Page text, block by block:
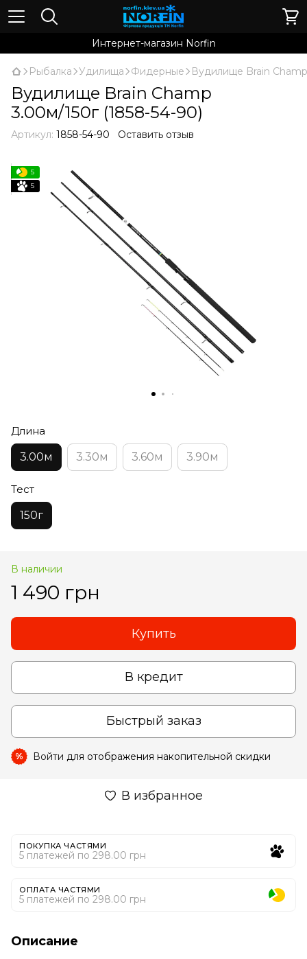
Интернет-магазин Norfin
Рыбалка Удилища Фидерные Вудилище Brain
Вудилище Brain Champ
3.00м/150г (1858-54-90)
Артикул: 1858-54-90 Оставить отзыв
5
5
Длина
3.00м
3.30м 3.60м 3.90м
Тест
150г
В наличии
1 490 грн
Купить
В кредит
Быстрый заказ
% Войти для отображения накопительной скидки
В избранное
ПОКУПКА ЧАСТЯМИ
5 платежей по 298.00 грн
ОПЛАТА ЧАСТЯМИ
5 платежей по 298.00 грн
Описание